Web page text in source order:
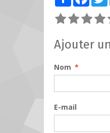
Ajouter
Nom
E-mail